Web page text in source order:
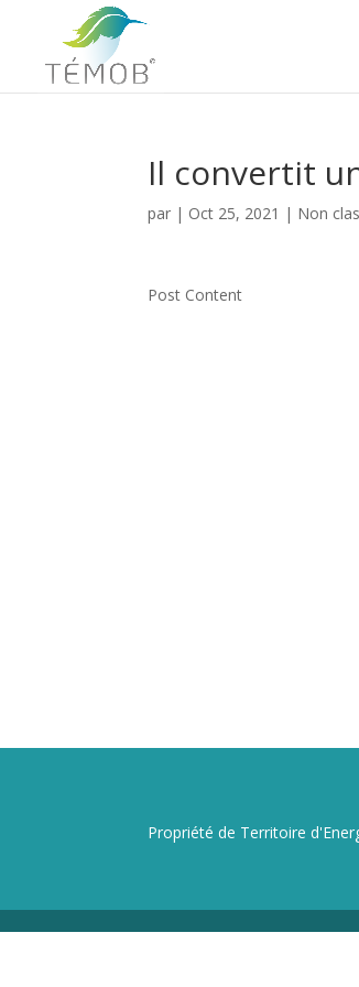
Il convertit
par | Oct 25, 2021 | Non
Post Content
Propriété de Territoire